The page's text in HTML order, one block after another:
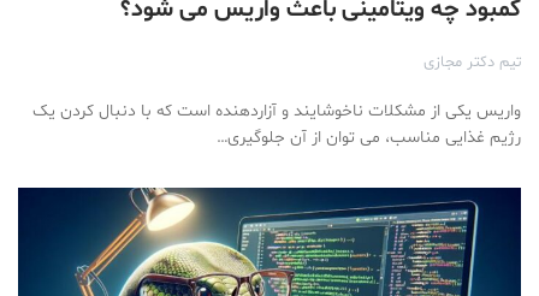
کمبود چه ویتامینی باعث واریس می شود؟
تیم دکتر مجازی
واریس یکی از مشکلات ناخوشایند و آزاردهنده است که با دنبال کردن یک
رژیم غذایی مناسب، می توان از آن جلوگیری…